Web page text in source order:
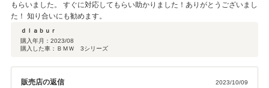
もらいました。 すぐに対応してもらい助かりました！ありがとうございまし
た！ 知り合いにも勧めます。
ｄｌａｂｕｒ
購入年月： 2023/08
購入した車：ＢＭＷ 3シリーズ
販売店の返信 2023/10/09